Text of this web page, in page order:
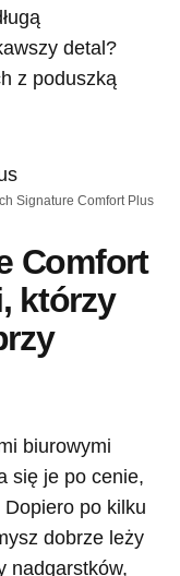
detal?
z poduszką
Signature Comfort Plus
Comfort
którzy
biurowymi
się je po cenie,
po kilku
dobrze leży
nadgarstków,